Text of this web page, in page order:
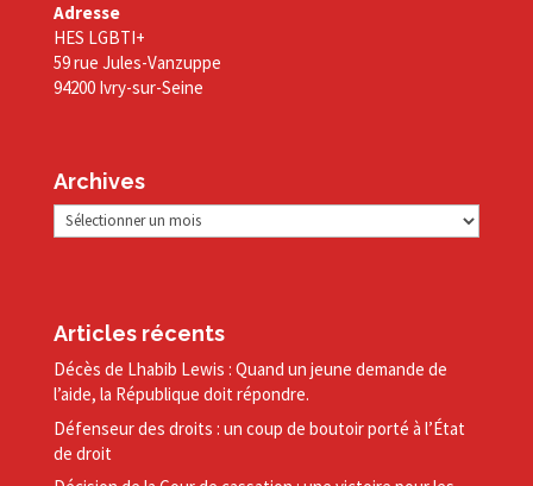
Adresse
HES LGBTI+
59 rue Jules-Vanzuppe
94200 Ivry-sur-Seine
Archives
Archives
Articles récents
Décès de Lhabib Lewis : Quand un jeune demande de
l’aide, la République doit répondre.
Défenseur des droits : un coup de boutoir porté à l’État
de droit